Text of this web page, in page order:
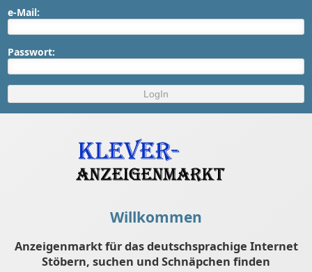
e-Mail:
Passwort:
Willkommen
Anzeigenmarkt für das deutschsprachige Internet
Stöbern, suchen und Schnäpchen finden